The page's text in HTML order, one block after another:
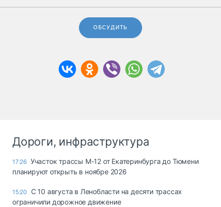
ОБСУДИТЬ
Дороги, инфраструктура
17:26 Участок трассы М-12 от Екатеринбурга до Тюмени
планируют открыть в ноябре 2026
15:20
С 10 августа в Ленобласти на десяти трассах
ограничили дорожное движение